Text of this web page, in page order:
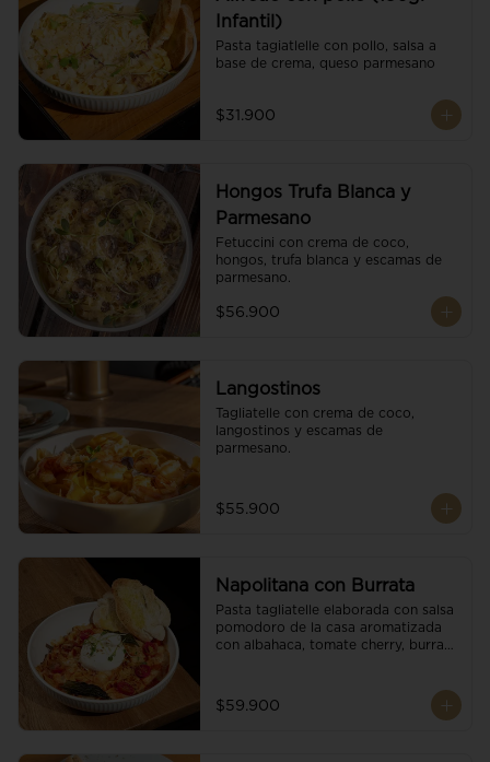
Infantil)
Pasta tagiatlelle con pollo, salsa a
base de crema, queso parmesano
$31.900
Hongos Trufa Blanca y
Parmesano
Fetuccini con crema de coco,
hongos, trufa blanca y escamas de
parmesano.
$56.900
Langostinos
Tagliatelle con crema de coco,
langostinos y escamas de
parmesano.
$55.900
Napolitana con Burrata
Pasta tagliatelle elaborada con salsa
pomodoro de la casa aromatizada
con albahaca, tomate cherry, burrata
$59.900